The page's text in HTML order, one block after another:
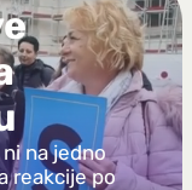
na jedno
reakcije po